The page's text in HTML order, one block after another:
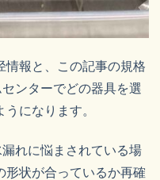
情報と、この記事の規格
ンターでどの器具を選
になります。
れに悩まされている場
形状が合っているか再確